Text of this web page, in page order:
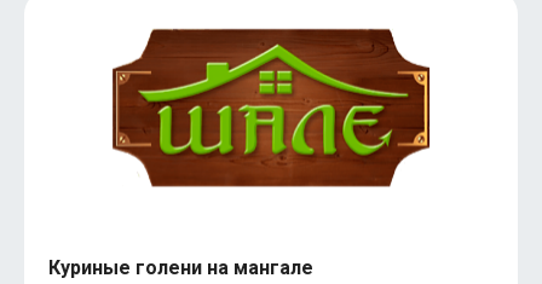
Куриные голени на мангале